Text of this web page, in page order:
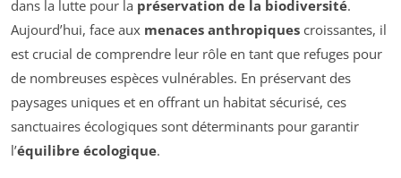
dans la lutte pour la préservation de la biodiversité.
Aujourd’hui, face aux menaces anthropiques croissantes, il
est crucial de comprendre leur rôle en tant que refuges pour
de nombreuses espèces vulnérables. En préservant des
paysages uniques et en offrant un habitat sécurisé, ces
sanctuaires écologiques sont déterminants pour garantir
l’équilibre écologique.